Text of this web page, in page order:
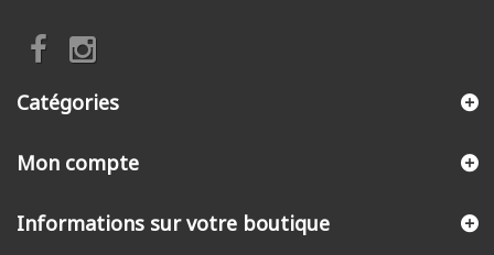
Catégories
Mon compte
Informations sur votre boutique